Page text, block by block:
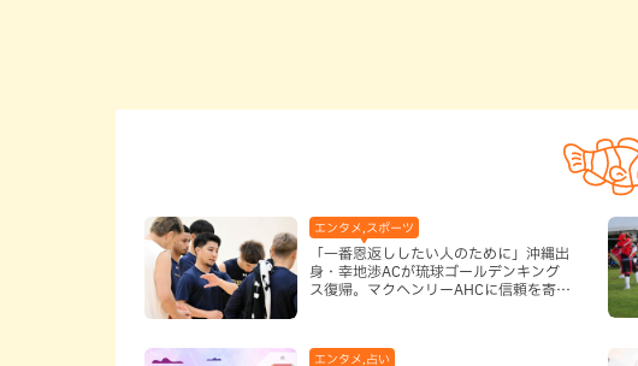
エンタメ,スポーツ
「一番恩返ししたい人のために」沖縄出
身・幸地渉ACが琉球ゴールデンキング
ス復帰。マクヘンリーAHCに信頼を寄せ
エンタメ,占い